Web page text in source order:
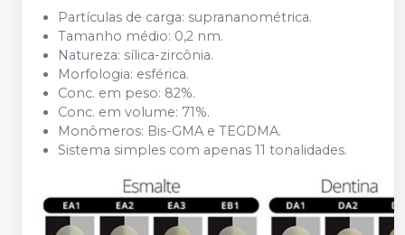
Partículas de carga: suprananométrica.
Tamanho médio: 0,2 nm.
Natureza: sílica-zircônia.
Morfologia: esférica.
Conc. em peso: 82%.
Conc. em volume: 71%.
Monômeros: Bis-GMA e TEGDMA.
Sistema simples com apenas 11 tonalidades.